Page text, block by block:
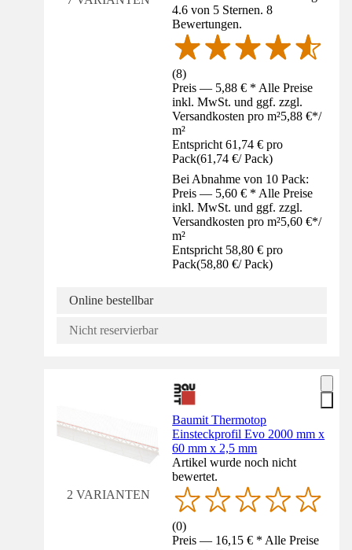
4.6 von 5 Sternen. 8
Bewertungen.
(8)
Preis — 5,88 € * Alle Preise
inkl. MwSt. und ggf. zzgl.
Versandkosten pro m²5,88 €*/
m²
Entspricht 61,74 € pro
Pack(61,74 €/ Pack)
Bei Abnahme von 10 Pack:
Preis — 5,60 € * Alle Preise
inkl. MwSt. und ggf. zzgl.
Versandkosten pro m²5,60 €*/
m²
Entspricht 58,80 € pro
Pack(58,80 €/ Pack)
Online bestellbar
Nicht reservierbar
2 VARIANTEN
Baumit Thermotop
Einsteckprofil Evo 2000 mm x
60 mm x 2,5 mm
Artikel wurde noch nicht
bewertet.
(0)
Preis — 16,15 € * Alle Preise